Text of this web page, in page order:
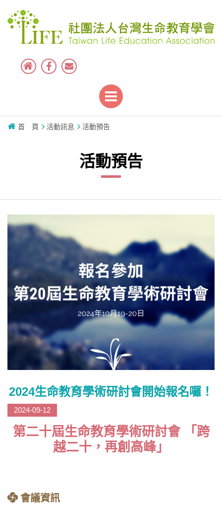
首 頁 活動訊息 活動預告
活動預告
2024生命教育學術研討會開始報名囉！
2024-09-12
第二十屆生命教育學術研討會 「 跨
越二十，再創高峰」
會議資訊